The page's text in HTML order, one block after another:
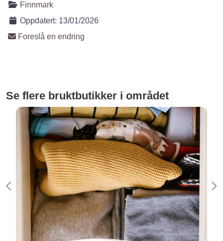
Finnmark
Oppdatert: 13/01/2026
Foreslå en endring
Se flere bruktbutikker i området
Forige